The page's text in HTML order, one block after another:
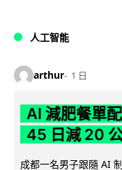
人工智能
arthur 1 日
AI 減肥餐單
45 日減 20
成都一名男子跟隨 AI